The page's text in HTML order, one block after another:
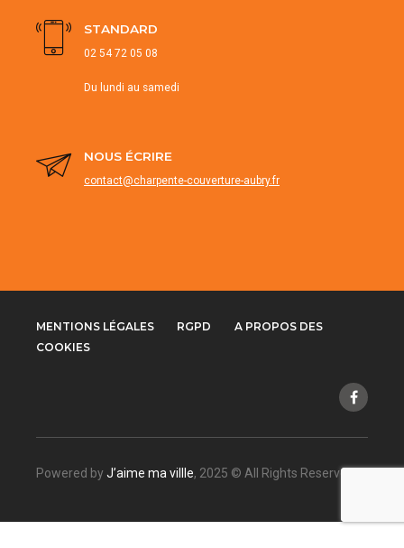
STANDARD
02 54 72 05 08
Du lundi au samedi
NOUS ÉCRIRE
contact@charpente-couverture-aubry.fr
MENTIONS LÉGALES RGPD
A PROPOS DES
COOKIES
Powered by J’aime ma villle, 2025 © All Rights Reserved